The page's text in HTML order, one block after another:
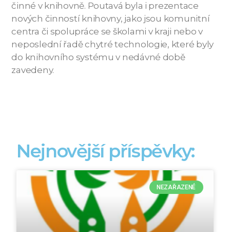
činné v knihovně. Poutavá byla i prezentace
nových činností knihovny, jako jsou komunitní
centra či spolupráce se školami v kraji nebo v
neposlední řadě chytré technologie, které byly
do knihovního systému v nedávné době
zavedeny.
Nejnovější příspěvky:
NEZAŘAZENÉ